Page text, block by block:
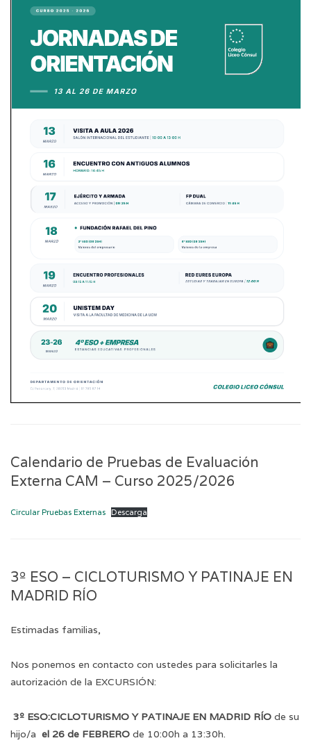
Calendario de Pruebas de Evaluación
Externa CAM – Curso 2025/2026
Circular Pruebas Externas Descarga
3º ESO – CICLOTURISMO Y PATINAJE EN
MADRID RÍO
Estimadas familias,
Nos ponemos en contacto con ustedes para solicitarles la
autorización de la EXCURSIÓN:
3º ESO:CICLOTURISMO Y PATINAJE EN MADRID RÍO de su
hijo/a el 26 de FEBRERO de 10:00h a 13:30h.